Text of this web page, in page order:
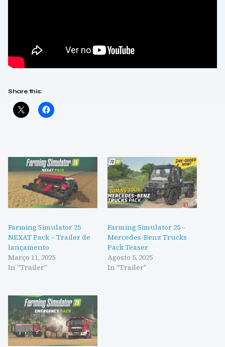
Share this:
Farming Simulator 25
NEXAT Pack – Trailer de
lançamento
Março 11, 2025
In "Trailer"
Farming Simulator 25 –
Mercedes-Benz Trucks
Pack Teaser
Agosto 5, 2025
In "Trailer"